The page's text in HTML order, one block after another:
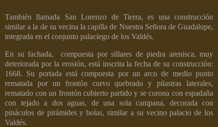
También llamada San Lorenzo de Tierra, es una construcción
similar a la de su vecina la capilla de Nuestra Señora de Guadalupe,
integrada en el conjunto palaciego de los Valdés.
En su fachada,
compuesta por sillares de piedra arenisca, muy
deteriorada por la erosión, está inscrita la fecha de su construcción:
1668. Su portada está compuesta por un arco de medio punto
rematada por un frontón curvo quebrado y pilastras laterales,
rematado con un frontón cubierto partido y se corona con espadaña
con tejado a dos aguas, de una sola campana, decorada con
pináculos de pirámides y bolas, similar a su vecino palacio de los
Valdés.